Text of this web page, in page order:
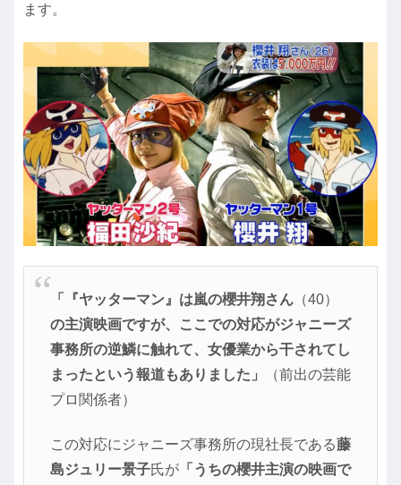
ます。
「『ヤッターマン』は嵐の櫻井翔さん（40）
の主演映画ですが、ここでの対応がジャニーズ
事務所の逆鱗に触れて、女優業から干されてし
まったという報道もありました」
（前出の芸能
プロ関係者）
この対応にジャニーズ事務所の現社長である藤
島ジュリー景子氏が「うちの櫻井主演の映画で